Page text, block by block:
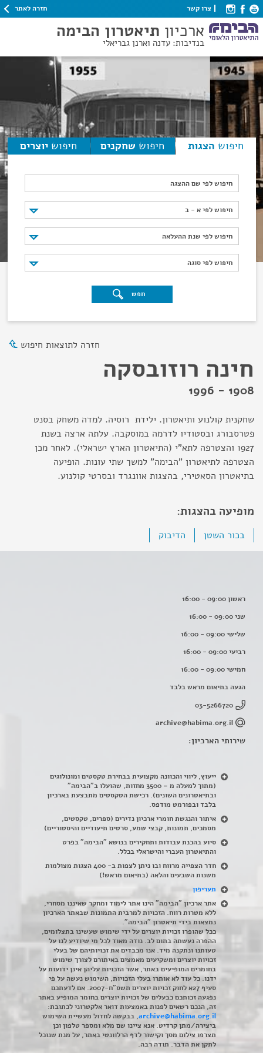
צרו קשר חזרה לאתר
ארכיון תיאטרון הבימה
בנדיבות: עדנה וארנן גבריאלי
חיפוש הצגות חיפוש שחקנים חיפוש יוצרים
חיפוש לפי שם ההצגה
חיפוש לפי א - ב
חיפוש לפי א - ב
חיפוש לפי שנת ההעלאה
חיפוש לפי שנת ההעלאה
חיפוש לפי סוגה
חיפוש לפי סוגה
חפש
חזרה לתוצאות חיפוש
חינה רוזובסקה
1908 - 1996
שחקנית קולנוע ותיאטרון. ילידת רוסיה. למדה משחק בסנט
פטרסבורג ובסטודיו לדרמה במוסקבה. עלתה ארצה בשנת
1927 והצטרפה לתא"י (התיאטרון הארץ ישראלי). לאחר מכן
הצטרפה לתיאטרון "הבימה" למשך שתי עונות. הופיעה
בתיאטרון הסאטירי, בהצגות אוונגרד ובסרטי קולנוע.
מופיעה בהצגות:
בכור השטן הדיבוק
ראשון 09:00 - 16:00
שני 09:00 - 16:00
שלישי 09:00 - 16:00
רביעי 09:00 - 16:00
חמישי 09:00 - 16:00
הגעה בתיאום מראש בלבד
03-5266720
archive@habima.org.il
שירותי הארכיון:
ייעוץ, ליווי והכוונה מקצועית בבחירת טקסטים ומונולוגים
(מתוך למעלה מ – 3500 מחזות, שהועלו ב"הבימה"
ובתיאטרונים השונים). רכישת הטקסטים מתבצעת בארכיון
בלבד ובפורמט מודפס.
איתור והנגשת חומרי ארכיון נדירים (ספרים, טקסטים,
מסמכים, תמונות, קבצי שמע, סרטים תיעודיים והיסטוריים)
סיוע בהכנת עבודות ותחקירים בנושא "הבימה" בפרט
והתיאטרון העברי והישראלי בכלל.
חדר הצפייה מרווח ובו ניתן לצפות ב- 400 הצגות מצולמות
משנות השבעים והלאה (בתיאום מראש!)
תעריפון
אתר ארכיון "הבימה" הינו אתר לימוד ומחקר שאיננו מסחרי,
ללא מטרות רווח. הזכויות למרבית התמונות שבאתר הארכיון
נמצאות בידי תיאטרון "הבימה".
ככל שהופרו זכויות יוצרים על ידי שימוש שעשינו בתצלומים,
ההפרה נעשתה בתום לב. נודה מאוד לכל מי שיודיע לנו על
טעותנו ונתקנה מיד. אנו מכבדים את זכויותיהם של בעלי
זכויות יוצרים ומשקיעים מאמצים באיתורם לצורך שימוש
בחומרים המופיעים באתר, אשר הזכויות עליהן אינן ידועות על
ידנו. כל עוד לא אותרו בעלי הזכויות, השימוש נעשה על פי
סעיף 27א לחוק זכויות יוצרים תשס"ח-2007. אם לדעתכם
נפגעה זכותכם כבעלים של זכויות יוצרים בחומר המופיע באתר
זה, הנכם רשאים לפנות באמצעות דואר אלקטרוני לכתובת:
archive@habima.org.il, בבקשה לחדול מעשיית השימוש
ביצירה/מתן קרדיט. אנא ציינו שם מלא ומספר טלפון וכן
תצרפו צילום מסך וקישור לדף הרלוונטי באתר, על מנת שנוכל
לתקן את הדבר. תודה רבה.